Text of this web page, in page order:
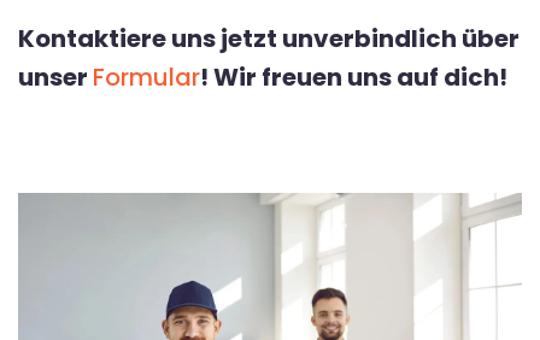
Kontaktiere uns jetzt unverbindlich über
unser Formular! Wir freuen uns auf dich!